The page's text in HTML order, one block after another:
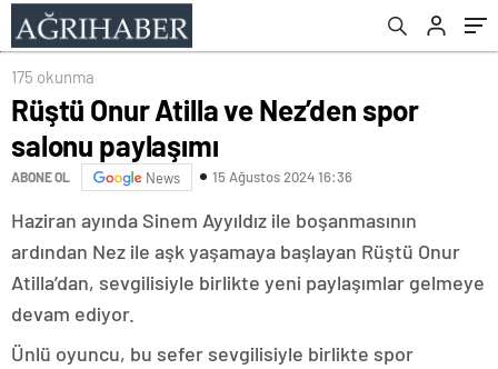
175 okunma
Rüştü Onur Atilla ve Nez’den spor
salonu paylaşımı
ABONE OL News 15 Ağustos 2024 16:36
Haziran ayında Sinem Ayyıldız ile boşanmasının
ardından Nez ile aşk yaşamaya başlayan Rüştü Onur
Atilla’dan, sevgilisiyle birlikte yeni paylaşımlar gelmeye
devam ediyor.
Ünlü oyuncu, bu sefer sevgilisiyle birlikte spor